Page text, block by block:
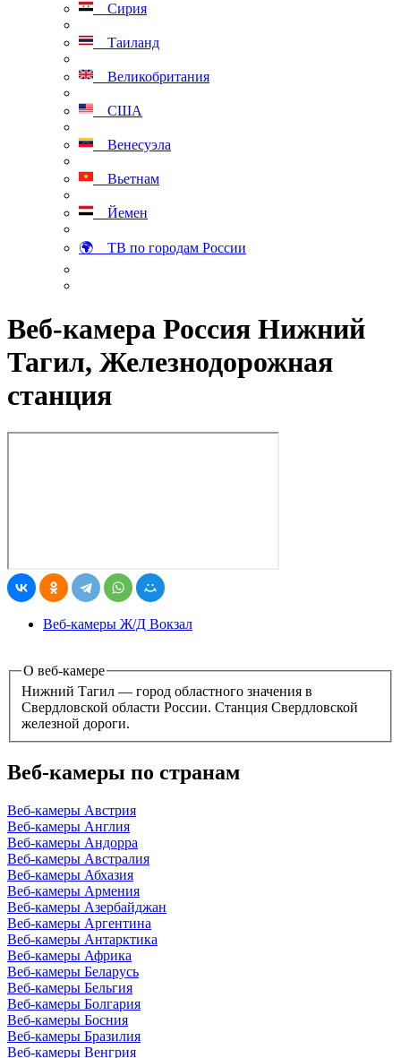
Сирия
Таиланд
Великобритания
США
Венесуэла
Вьетнам
Йемен
🌍 ТВ по городам России
Веб-камера Россия Нижний
Тагил, Железнодорожная
станция
Веб-камеры Ж/Д Вокзал
О веб-камере
Нижний Тагил — город областного значения в
Свердловской области России. Станция Свердловской
железной дороги.
Веб-камеры по странам
Веб-камеры Австрия
Веб-камеры Англия
Веб-камеры Андорра
Веб-камеры Австралия
Веб-камеры Абхазия
Веб-камеры Армения
Веб-камеры Азербайджан
Веб-камеры Аргентина
Веб-камеры Антарктика
Веб-камеры Африка
Веб-камеры Беларусь
Веб-камеры Бельгия
Веб-камеры Болгария
Веб-камеры Босния
Веб-камеры Бразилия
Веб-камеры Венгрия